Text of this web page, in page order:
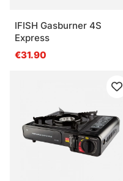
IFISH Gasburner 4S
Express
€31.90